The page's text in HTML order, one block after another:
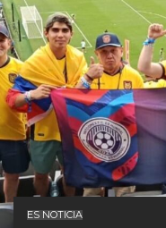
ES NOTICIA